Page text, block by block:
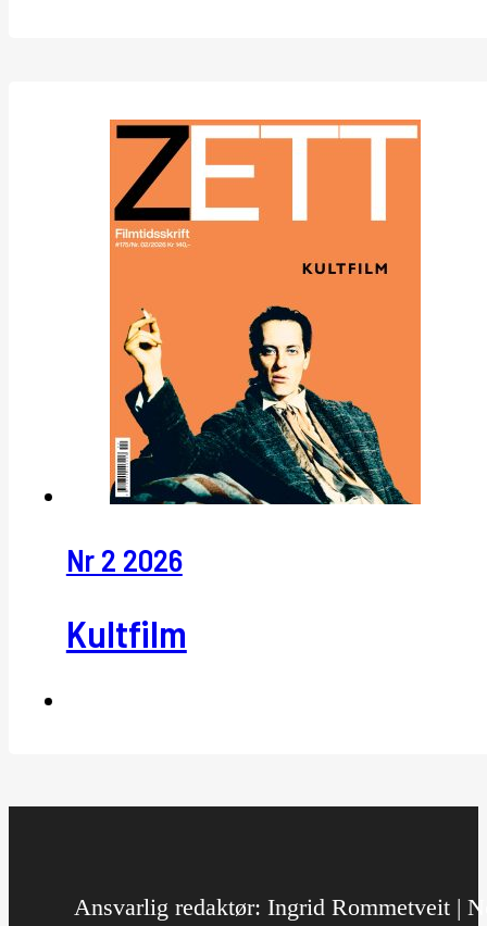
Nr 2 2026
Kultfilm
Ansvarlig redaktør: Ingrid Rommetveit |